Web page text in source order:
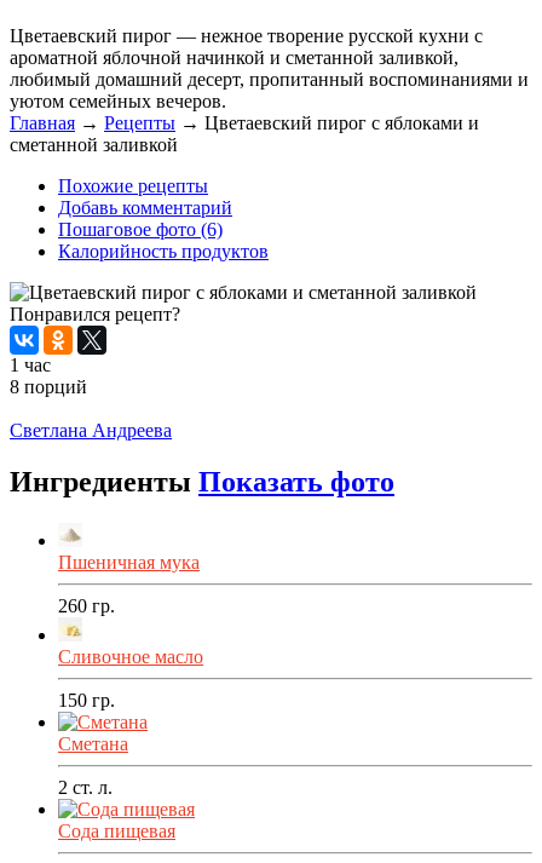
Цветаевский пирог — нежное творение русской кухни с
ароматной яблочной начинкой и сметанной заливкой,
любимый домашний десерт, пропитанный воспоминаниями и
уютом семейных вечеров.
Главная → Рецепты → Цветаевский пирог с яблоками и
сметанной заливкой
Похожие рецепты
Добавь комментарий
Пошаговое фото (6)
Калорийность продуктов
Понравился рецепт?
1 час
8 порций
Светлана Андреева
Ингредиенты Показать фото
Пшеничная мука
260 гр.
Сливочное масло
150 гр.
Сметана
2 ст. л.
Сода пищевая